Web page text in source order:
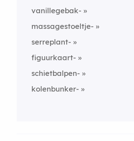
vanillegebak-
massagestoeltje-
serreplant-
figuurkaart-
schietbalpen-
kolenbunker-